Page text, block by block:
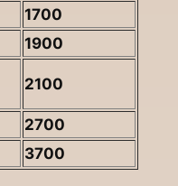
1700
1900
2100
2700
3700